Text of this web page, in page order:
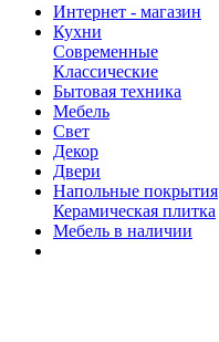
Интернет - магазин
Кухни
Современные
Классические
Бытовая техника
Мебель
Свет
Декор
Двери
Напольные покрытия
Керамическая плитка
Мебель в наличии